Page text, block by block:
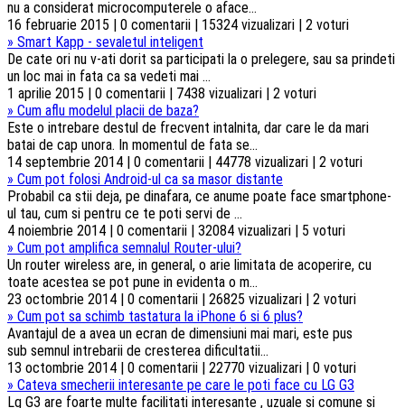
nu a considerat microcomputerele o aface...
16 februarie 2015 | 0 comentarii | 15324 vizualizari | 2 voturi
» Smart Kapp - sevaletul inteligent
De cate ori nu v-ati dorit sa participati la o prelegere, sau sa prindeti
un loc mai in fata ca sa vedeti mai ...
1 aprilie 2015 | 0 comentarii | 7438 vizualizari | 2 voturi
» Cum aflu modelul placii de baza?
Este o intrebare destul de frecvent intalnita, dar care le da mari
batai de cap unora. In momentul de fata se...
14 septembrie 2014 | 0 comentarii | 44778 vizualizari | 2 voturi
» Cum pot folosi Android-ul ca sa masor distante
Probabil ca stii deja, pe dinafara, ce anume poate face smartphone-
ul tau, cum si pentru ce te poti servi de ...
4 noiembrie 2014 | 0 comentarii | 32084 vizualizari | 5 voturi
» Cum pot amplifica semnalul Router-ului?
Un router wireless are, in general, o arie limitata de acoperire, cu
toate acestea se pot pune in evidenta o m...
23 octombrie 2014 | 0 comentarii | 26825 vizualizari | 2 voturi
» Cum pot sa schimb tastatura la iPhone 6 si 6 plus?
Avantajul de a avea un ecran de dimensiuni mai mari, este pus
sub semnul intrebarii de cresterea dificultatii...
13 octombrie 2014 | 0 comentarii | 22770 vizualizari | 0 voturi
» Cateva smecherii interesante pe care le poti face cu LG G3
Lg G3 are foarte multe facilitati interesante , uzuale si comune si